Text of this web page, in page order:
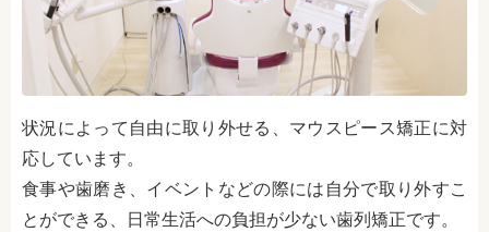
状況によって自由に取り外せる、マウスピース矯正に対
応しています。
食事や歯磨き、イベントなどの際には自分で取り外すこ
とができる、日常生活への負担が少ない歯列矯正です。